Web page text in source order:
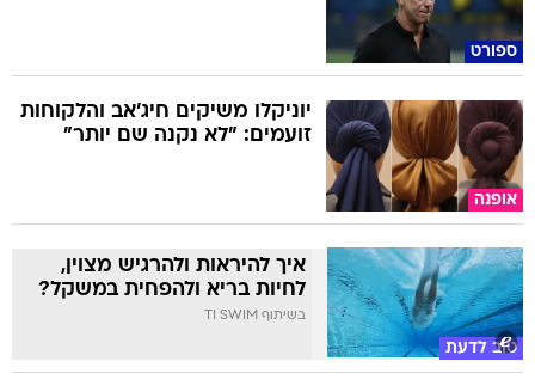
ספורט
אופנה
יוניקלו משיקים חיג'אב והלקוחות
זועמים: "לא נקנה שם יותר"
טוב לדעת
איך להיראות ולהרגיש מצוין,
לחיות בריא ולהפחית במשקל?
בשיתוף TI SWIM